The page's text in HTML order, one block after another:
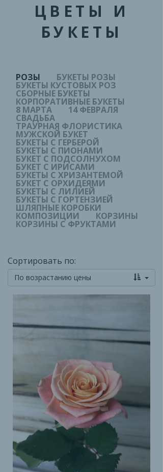
ЦВЕТЫ И
БУКЕТЫ
РОЗЫ БУКЕТЫ РОЗЫ
БУКЕТЫ КУСТОВЫХ РОЗ
СБОРНЫЕ БУКЕТЫ
КОРПОРАТИВНЫЕ БУКЕТЫ
8 МАРТА 14 ФЕВРАЛЯ
СВАДЬБА
ТРАУРНАЯ ФЛОРИСТИКА
МУЖСКОЙ БУКЕТ
БУКЕТЫ С ГЕРБЕРОЙ
БУКЕТЫ С ПИОНАМИ
БУКЕТ С ПОДСОЛНУХОМ
БУКЕТ С ИРИСАМИ
БУКЕТЫ С ХРИЗАНТЕМОЙ
БУКЕТ С ОРХИДЕЯМИ
БУКЕТЫ С ЛИЛИЕЙ
БУКЕТЫ С ГОРТЕНЗИЕЙ
ШЛЯПНЫЕ КОРОБКИ
КОМПОЗИЦИИ КОРЗИНЫ
КОРЗИНЫ С ФРУКТАМИ
Сортировать по:
По возрастанию цены